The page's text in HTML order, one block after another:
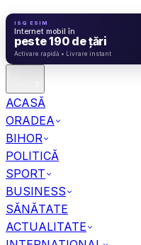
ISQ ESIM
Internet mobil în
peste 190 de țări
ACASĂ
ORADEA
BIHOR
POLITICĂ
SPORT
BUSINESS
SĂNĂTATE
ACTUALITATE